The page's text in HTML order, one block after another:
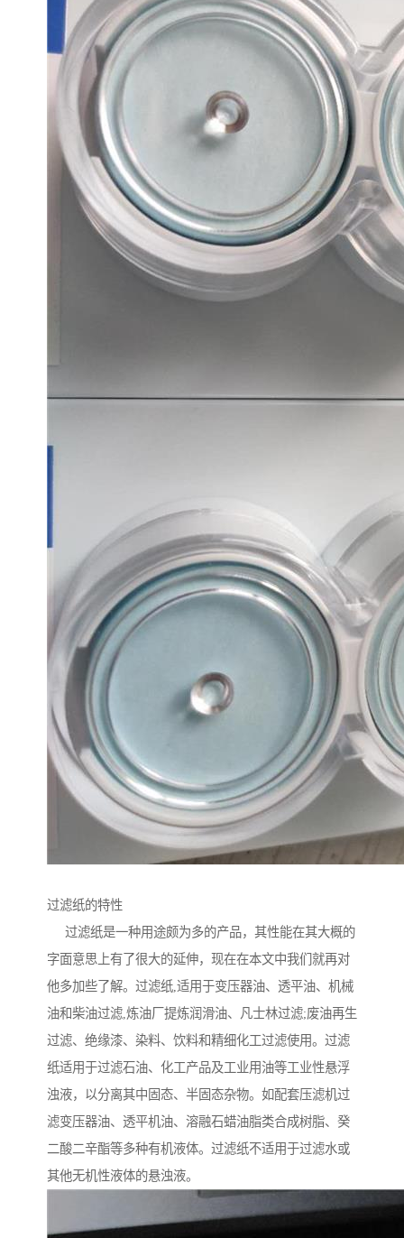
过滤纸的特性
过滤纸是一种用途颇为多的产品，其性能在其大概的
字面意思上有了很大的延伸，现在在本文中我们就再对
他多加些了解。过滤纸,适用于变压器油、透平油、机械
油和柴油过滤,炼油厂提炼润滑油、凡士林过滤;废油再生
过滤、绝缘漆、染料、饮料和精细化工过滤使用。过滤
纸适用于过滤石油、化工产品及工业用油等工业性悬浮
浊液，以分离其中固态、半固态杂物。如配套压滤机过
滤变压器油、透平机油、溶融石蜡油脂类合成树脂、癸
二酸二辛酯等多种有机液体。过滤纸不适用于过滤水或
其他无机性液体的悬浊液。